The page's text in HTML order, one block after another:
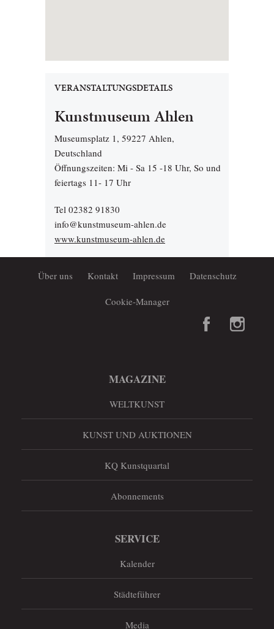
VERANSTALTUNGSDETAILS
Kunstmuseum Ahlen
Museumsplatz 1, 59227 Ahlen,
Deutschland
Öffnungszeiten: Mi - Sa 15 -18 Uhr, So und
feiertags 11- 17 Uhr
Tel 02382 91830
info@kunstmuseum-ahlen.de
www.kunstmuseum-ahlen.de
Über uns Kontakt Impressum Datenschutz
Cookie-Manager
MAGAZINE
WELTKUNST
KUNST UND AUKTIONEN
KQ Kunstquartal
Abonnements
SERVICE
Kalender
Städteführer
Media